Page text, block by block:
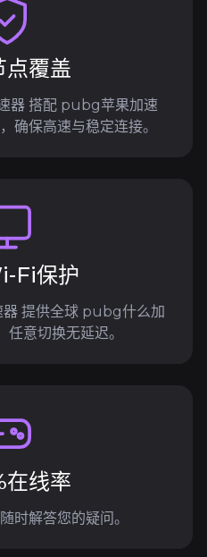
点覆盖
器 搭配 pubg苹果加速
确保高速与稳定连接。
Fi保护
提供全球 pubg什么加
意切换无延迟。
线率
时解答您的疑问。